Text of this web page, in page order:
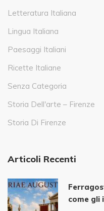
Letteratura Italiana
Lingua Italiana
Paesaggi Italiani
Ricette Italiane
Senza Categoria
Storia Dell'arte – Firenze
Storia Di Firenze
Articoli Recenti
come gli